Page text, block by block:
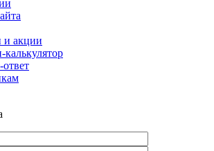
и акции